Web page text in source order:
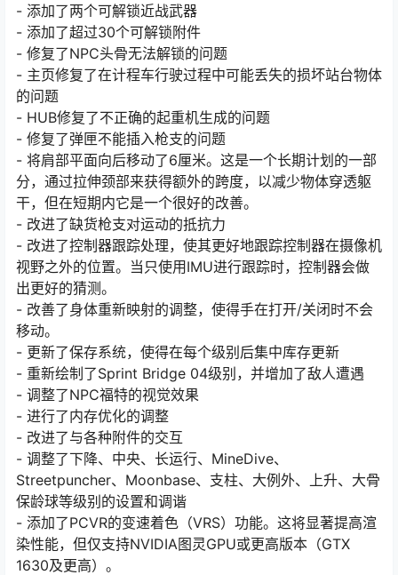
- 添加了两个可解锁近战武器
- 添加了超过30个可解锁附件
- 修复了NPC头骨无法解锁的问题
- 主页修复了在计程车行驶过程中可能丢失的损坏站台物体
的问题
- HUB修复了不正确的起重机生成的问题
- 修复了弹匣不能插入枪支的问题
- 将肩部平面向后移动了6厘米。这是一个长期计划的一部
分，通过拉伸颈部来获得额外的跨度，以减少物体穿透躯
干，但在短期内它是一个很好的改善。
- 改进了缺货枪支对运动的抵抗力
- 改进了控制器跟踪处理，使其更好地跟踪控制器在摄像机
视野之外的位置。当只使用IMU进行跟踪时，控制器会做
出更好的猜测。
- 改善了身体重新映射的调整，使得手在打开/关闭时不会
移动。
- 更新了保存系统，使得在每个级别后集中库存更新
- 重新绘制了Sprint Bridge 04级别，并增加了敌人遭遇
- 调整了NPC福特的视觉效果
- 进行了内存优化的调整
- 改进了与各种附件的交互
- 调整了下降、中央、长运行、MineDive、
Streetpuncher、Moonbase、支柱、大例外、上升、大骨
保龄球等级别的设置和调谐
- 添加了PCVR的变速着色（VRS）功能。这将显著提高渲
染性能，但仅支持NVIDIA图灵GPU或更高版本（GTX
1630及更高）。